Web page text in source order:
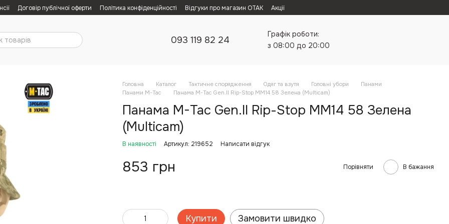
Договір публічної оферти Політика конфіденційності Відгуки про магазин ОТАК Акції
093 119 82 24
Графік роботи:
з 08:00 до 20:00
Головна Каталог Тактичне спорядження Одяг та взутя Головні убори
Панами
Панами M-Tac
Панама M-Tac Gen.II Rip-Stop MM14 58 Зелена (Multicam)
Панама M-Tac Gen.II Rip-Stop MM14 58 Зелена
(Multicam)
В наявності Артикул: 219652 Написати відгук
853 грн Порівняти В бажання
Купити Замовити швидко